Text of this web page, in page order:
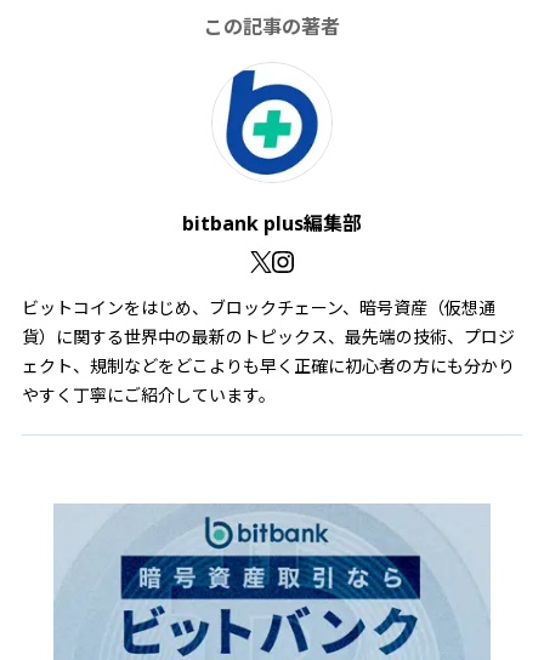
この記事の著者
bitbank plus編集部
ビットコインをはじめ、ブロックチェーン、暗号資産（仮想通
貨）に関する世界中の最新のトピックス、最先端の技術、プロジ
ェクト、規制などをどこよりも早く正確に初心者の方にも分かり
やすく丁寧にご紹介しています。